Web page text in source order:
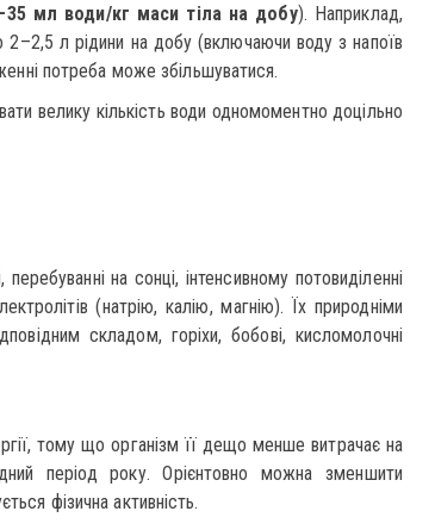
мл води/кг маси тіла на добу). Наприклад,
л рідини на добу (включаючи воду з напоїв
потреба може збільшуватися.
велику кількість води одномоментно доцільно
на сонці, інтенсивному потовиділенні
(натрію, калію, магнію). Їх природніми
складом, горіхи, бобові, кисломолочні
тому що організм її дещо менше витрачає на
період року. Орієнтовно можна зменшити
фізична активність.